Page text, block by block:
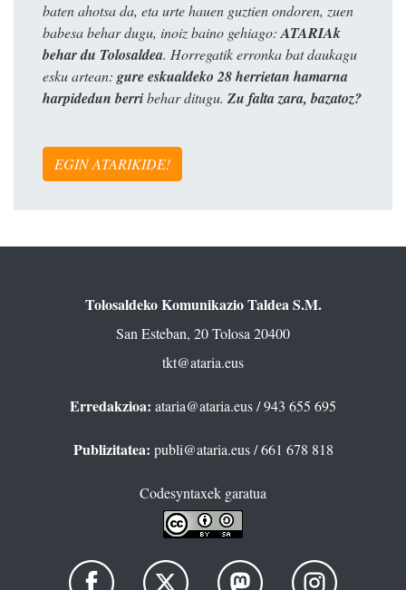
baten ahotsa da, eta urte hauen guztien ondoren, zuen
babesa behar dugu, inoiz baino gehiago:ATARIAk
behar du Tolosaldea. Horregatik erronka bat daukagu
esku artean: gure eskualdeko 28 herrietan hamarna
harpidedun berribehar ditugu. Zu falta zara, bazatoz?
EGIN ATARIKIDE!
Tolosaldeko Komunikazio Taldea S.M.
San Esteban, 20 Tolosa 20400
tkt@ataria.eus
Erredakzioa: ataria@ataria.eus/ 943 655 695
Publizitatea: publi@ataria.eus/ 661 678 818
Codesyntaxek garatua